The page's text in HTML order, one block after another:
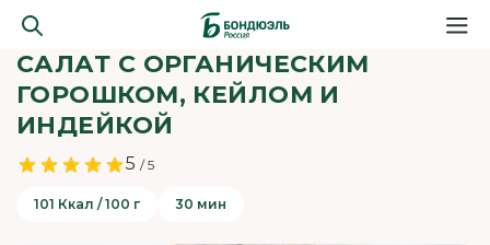
САЛАТ С ОРГАНИЧЕСКИМ
ГОРОШКОМ, КЕЙЛОМ И
ИНДЕЙКОЙ
5 / 5
101 Ккал / 100 г 30 мин